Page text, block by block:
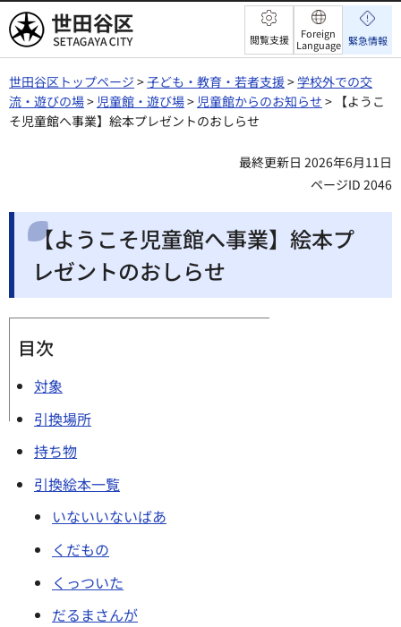
世田谷区 閲覧支援
Foreign
Language 緊急情報
世田谷区トップページ >子ども・教育・若者支援>学校外での交
流・遊びの場> 児童館・遊び場> 児童館からのお知らせ > 【ようこ
そ児童館へ事業】絵本プレゼントのおしらせ
最終更新日 2026年6月11日
ページID 2046
【ようこそ児童館へ事業】絵本プ
レゼントのおしらせ
目次
対象
引換場所
持ち物
引換絵本一覧
いないいないばあ
くだもの
くっついた
だるまさんが